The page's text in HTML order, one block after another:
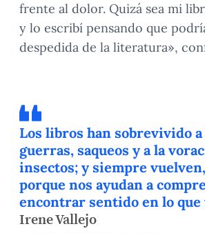
frente al dolor. Quizá sea mi
y lo escribí pensando que
despedida de la literatura»,
Los libros han sobrevivido
guerras, saqueos y a la
insectos; y siempre
porque nos ayudan a
encontrar sentido en lo que
Irene Vallejo